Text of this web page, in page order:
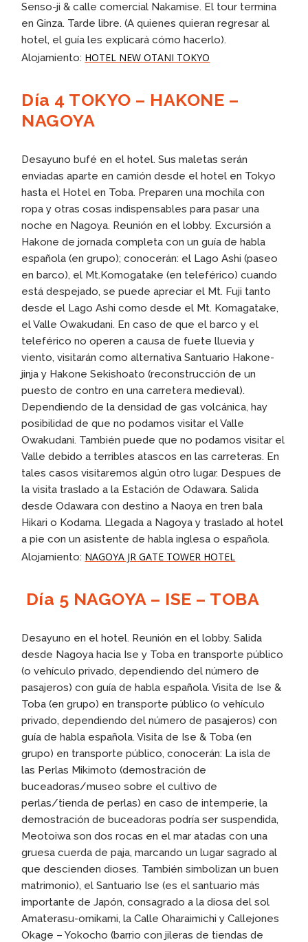
Senso-ji & calle comercial Nakamise. El tour termina
en Ginza. Tarde libre. (A quienes quieran regresar al
hotel, el guía les explicará cómo hacerlo).
Alojamiento: HOTEL NEW OTANI TOKYO
Día 4 TOKYO – HAKONE –
NAGOYA
Desayuno bufé en el hotel. Sus maletas serán
enviadas aparte en camión desde el hotel en Tokyo
hasta el Hotel en Toba. Preparen una mochila con
ropa y otras cosas indispensables para pasar una
noche en Nagoya. Reunión en el lobby. Excursión a
Hakone de jornada completa con un guía de habla
española (en grupo); conocerán: el Lago Ashi (paseo
en barco), el Mt.Komogatake (en teleférico) cuando
está despejado, se puede apreciar el Mt. Fuji tanto
desde el Lago Ashi como desde el Mt. Komagatake,
el Valle Owakudani. En caso de que el barco y el
teleférico no operen a causa de fuete lluevia y
viento, visitarán como alternativa Santuario Hakone-
jinja y Hakone Sekishoato (reconstrucción de un
puesto de contro en una carretera medieval).
Dependiendo de la densidad de gas volcánica, hay
posibilidad de que no podamos visitar el Valle
Owakudani. También puede que no podamos visitar el
Valle debido a terribles atascos en las carreteras. En
tales casos visitaremos algún otro lugar. Despues de
la visita traslado a la Estación de Odawara. Salida
desde Odawara con destino a Naoya en tren bala
Hikari o Kodama. Llegada a Nagoya y traslado al hotel
a pie con un asistente de habla inglesa o española.
Alojamiento: NAGOYA JR GATE TOWER HOTEL
Día 5 NAGOYA – ISE – TOBA
Desayuno en el hotel. Reunión en el lobby. Salida
desde Nagoya hacia Ise y Toba en transporte público
(o vehículo privado, dependiendo del número de
pasajeros) con guía de habla española. Visita de Ise &
Toba (en grupo) en transporte público (o vehículo
privado, dependiendo del número de pasajeros) con
guía de habla española. Visita de Ise & Toba (en
grupo) en transporte público, conocerán: La isla de
las Perlas Mikimoto (demostración de
buceadoras/museo sobre el cultivo de
perlas/tienda de perlas) en caso de intemperie, la
demostración de buceadoras podría ser suspendida,
Meotoiwa son dos rocas en el mar atadas con una
gruesa cuerda de paja, marcando un lugar sagrado al
que descienden dioses. También simbolizan un buen
matrimonio), el Santuario Ise (es el santuario más
importante de Japón, consagrado a la diosa del sol
Amaterasu-omikami, la Calle Oharaimichi y Callejones
Okage – Yokocho (barrio con jileras de tiendas de